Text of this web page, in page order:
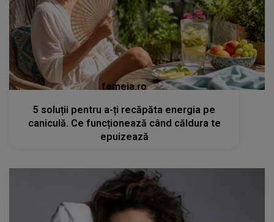
femeia.ro
5 soluții pentru a-ți recăpăta energia pe
caniculă. Ce funcționează când căldura te
epuizează